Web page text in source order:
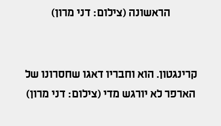
הראשונה (צילום: דני מרון)
קרינגטון. הוא וחבריו דאגו שחסרונו של
הארפר לא יורגש מדי (צילום: דני מרון)